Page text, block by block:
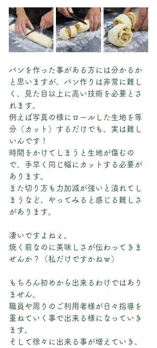
パンを作った事がある方には分かるか
と思いますが、パン作りは非常に難し
く、見た目以上に高い技術を必要とさ
れます。
例えば写真の様にロールした生地を等
分（カット）するだけでも、実は難し
いんです！
時間をかけてしまうと生地が傷むの
で、手早く同じ幅にカットする必要が
あります。
また切り方も力加減が強いと潰れてし
まうなど、やってみると感じる難しさ
があります。
凄いですよねぇ。
焼く前なのに美味しさが伝わってきま
せんか？（私だけですかねｗ）
もちろん初めから出来るわけではあり
ません。
職員や周りのご利用者様が日々指導を
重ねていく事で出来る様になっていき
ます。
そして徐々に出来る事が増えていき、